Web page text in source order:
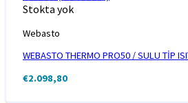
Stokta yok
Webasto
WEBASTO THERMO PRO50 / SULU TİP
€2.098,80